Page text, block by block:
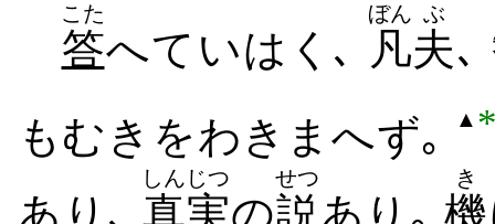
答
こた
へ​て​いはく､ 凡
ぼん
夫
ぶ
､
もむき​を​わきまへ​ず｡
▲
あり､ 真実
しんじつ
の説
せつ
あり｡ 機
き